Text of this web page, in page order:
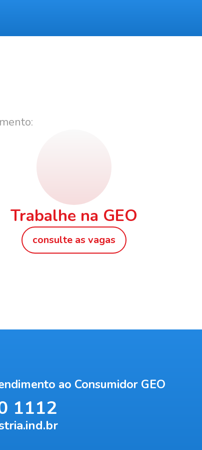
Trabalhe na GEO
consulte as vagas
ao Consumidor GEO
1112